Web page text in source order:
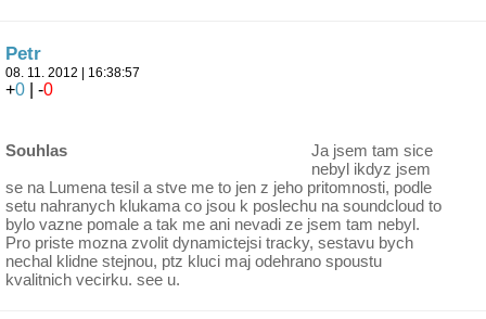
Petr
08. 11. 2012 | 16:38:57
+0 | -0
Souhlas
Ja jsem tam sice
nebyl ikdyz jsem
se na Lumena tesil a stve me to jen z jeho pritomnosti, podle
setu nahranych klukama co jsou k poslechu na soundcloud to
bylo vazne pomale a tak me ani nevadi ze jsem tam nebyl.
Pro priste mozna zvolit dynamictejsi tracky, sestavu bych
nechal klidne stejnou, ptz kluci maj odehrano spoustu
kvalitnich vecirku. see u.